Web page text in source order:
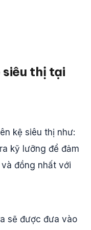
siêu thị tại
kệ siêu thị như:
kỹ lưỡng để đảm
đồng nhất với
sẽ được đưa vào